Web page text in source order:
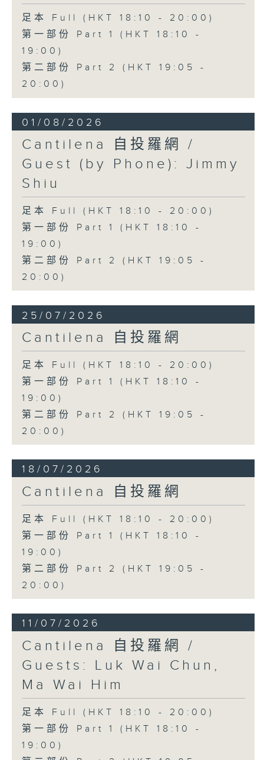
足本 Full (HKT 18:10 - 20:00)
第一部份 Part 1 (HKT 18:10 -
19:00)
第二部份 Part 2 (HKT 19:05 -
20:00)
01/08/2026
Cantilena 自投羅網 /
Guest (by Phone): Jimmy
Shiu
足本 Full (HKT 18:10 - 20:00)
第一部份 Part 1 (HKT 18:10 -
19:00)
第二部份 Part 2 (HKT 19:05 -
20:00)
25/07/2026
Cantilena 自投羅網
足本 Full (HKT 18:10 - 20:00)
第一部份 Part 1 (HKT 18:10 -
19:00)
第二部份 Part 2 (HKT 19:05 -
20:00)
18/07/2026
Cantilena 自投羅網
足本 Full (HKT 18:10 - 20:00)
第一部份 Part 1 (HKT 18:10 -
19:00)
第二部份 Part 2 (HKT 19:05 -
20:00)
11/07/2026
Cantilena 自投羅網 /
Guests: Luk Wai Chun,
Ma Wai Him
足本 Full (HKT 18:10 - 20:00)
第一部份 Part 1 (HKT 18:10 -
19:00)